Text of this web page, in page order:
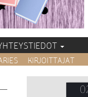
KIRJOITTAJAT